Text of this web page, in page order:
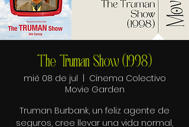
The Truman Show (1998)
mié 08 de jul
Cinema Colectivo
Movie Garden
Truman Burbank, un feliz agente de
seguros, cree llevar una vida normal,